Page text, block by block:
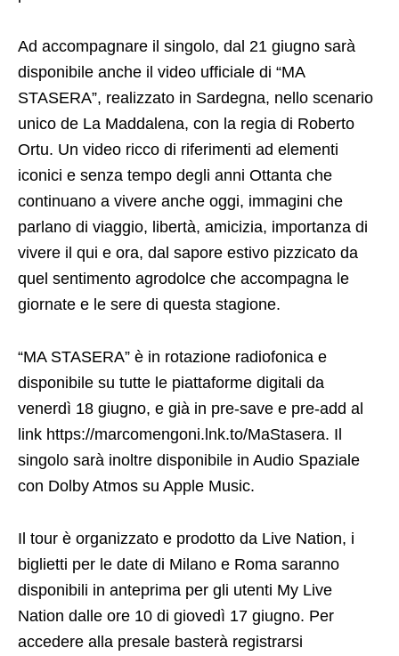
Ad accompagnare il singolo, dal 21 giugno sarà
disponibile anche il video ufficiale di “MA
STASERA”, realizzato in Sardegna, nello scenario
unico de La Maddalena, con la regia di Roberto
Ortu. Un video ricco di riferimenti ad elementi
iconici e senza tempo degli anni Ottanta che
continuano a vivere anche oggi, immagini che
parlano di viaggio, libertà, amicizia, importanza di
vivere il qui e ora, dal sapore estivo pizzicato da
quel sentimento agrodolce che accompagna le
giornate e le sere di questa stagione.
“MA STASERA” è in rotazione radiofonica e
disponibile su tutte le piattaforme digitali da
venerdì 18 giugno, e già in pre-save e pre-add al
link https://marcomengoni.lnk.to/MaStasera. Il
singolo sarà inoltre disponibile in Audio Spaziale
con Dolby Atmos su Apple Music.
Il tour è organizzato e prodotto da Live Nation, i
biglietti per le date di Milano e Roma saranno
disponibili in anteprima per gli utenti My Live
Nation dalle ore 10 di giovedì 17 giugno. Per
accedere alla presale basterà registrarsi